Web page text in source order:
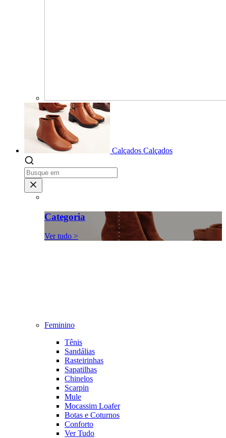
Calçados Calçados
Categoria
Ver tudo >
Feminino
Tênis
Sandálias
Rasteirinhas
Sapatilhas
Chinelos
Scarpin
Mule
Mocassim Loafer
Botas e Coturnos
Conforto
Ver Tudo